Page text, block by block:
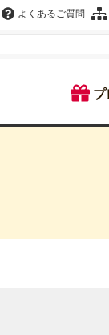
よくあるご質問
プ